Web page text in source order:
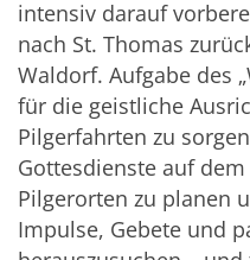
intensiv darauf
nach St. Thomas
Waldorf. Aufgabe des
für die geistliche
Pilgerfahrten zu
Gottesdienste auf
Pilgerorten zu planen
Impulse, Gebete und